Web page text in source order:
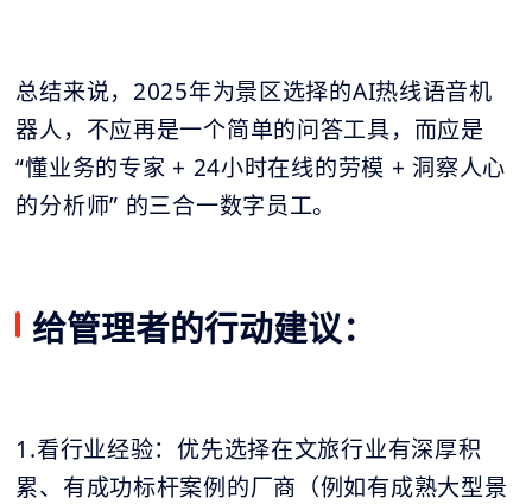
总结来说，2025年为景区选择的AI热线语音机
器人，不应再是一个简单的问答工具，而应是
“懂业务的专家 + 24小时在线的劳模 + 洞察人心
的分析师” 的三合一数字员工。
给管理者的行动建议：
1.看行业经验：优先选择在文旅行业有深厚积
累、有成功标杆案例的厂商（例如有成熟大型景